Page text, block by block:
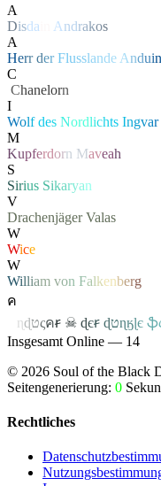
A
Disda Andrakos
A
HerrderFlusslande Anduin
C
Chanelorn
I
Wolfdes Nordlichts Ingvar
M
Kupferdorn Maveah
S
Sirius Sikaryan
V
Drachenjäger Valas
W
Wice
W
William von Falkenberg
ค
ɳɖטςคꞧ ☠ ɖєꞧ ɖטɳӄɭє ֆ
Insgesamt Online — 14
© 2026 Soul of the Black
Seitengenerierung: 0
Rechtliches